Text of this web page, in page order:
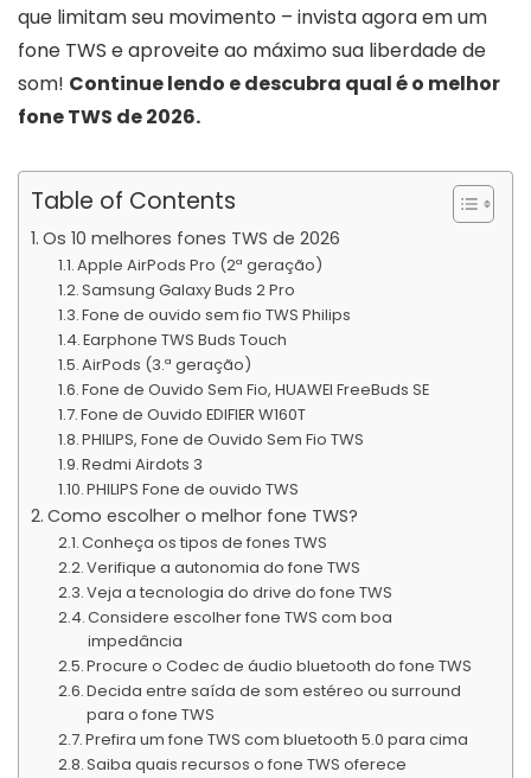
que limitam seu movimento – invista agora em um
fone TWS e aproveite ao máximo sua liberdade de
som! Continue lendo e descubra qual é o melhor
fone TWS de 2026.
Table of Contents
Os 10 melhores fones TWS de 2026
Apple AirPods Pro (2ª geração)
Samsung Galaxy Buds 2 Pro
Fone de ouvido sem fio TWS Philips
Earphone TWS Buds Touch
AirPods (3.ª geração)
Fone de Ouvido Sem Fio, HUAWEI FreeBuds SE
Fone de Ouvido EDIFIER W160T
PHILIPS, Fone de Ouvido Sem Fio TWS
Redmi Airdots 3
PHILIPS Fone de ouvido TWS
Como escolher o melhor fone TWS?
Conheça os tipos de fones TWS
Verifique a autonomia do fone TWS
Veja a tecnologia do drive do fone TWS
Considere escolher fone TWS com boa
impedância
Procure o Codec de áudio bluetooth do fone TWS
Decida entre saída de som estéreo ou surround
para o fone TWS
Prefira um fone TWS com bluetooth 5.0 para cima
Saiba quais recursos o fone TWS oferece